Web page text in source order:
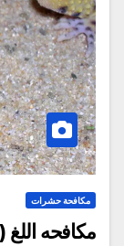
مكافحة حشرات
مكافحه اللغ